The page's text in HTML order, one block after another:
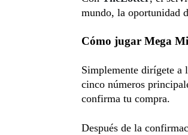
mundo, la oportunidad
Cómo jugar Mega
Simplemente dirígete a
cinco números
confirma tu compra.
Después de la